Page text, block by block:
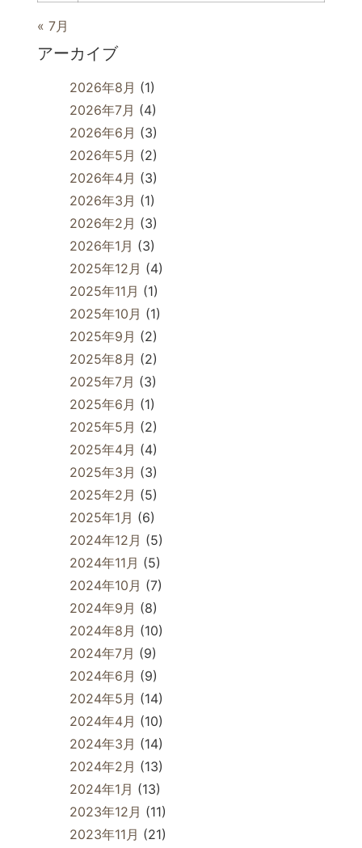
« 7月
アーカイブ
2026年8月 (1)
2026年7月 (4)
2026年6月 (3)
2026年5月 (2)
2026年4月 (3)
2026年3月 (1)
2026年2月 (3)
2026年1月 (3)
2025年12月 (4)
2025年11月 (1)
2025年10月 (1)
2025年9月 (2)
2025年8月 (2)
2025年7月 (3)
2025年6月 (1)
2025年5月 (2)
2025年4月 (4)
2025年3月 (3)
2025年2月 (5)
2025年1月 (6)
2024年12月 (5)
2024年11月 (5)
2024年10月 (7)
2024年9月 (8)
2024年8月 (10)
2024年7月 (9)
2024年6月 (9)
2024年5月 (14)
2024年4月 (10)
2024年3月 (14)
2024年2月 (13)
2024年1月 (13)
2023年12月 (11)
2023年11月 (21)